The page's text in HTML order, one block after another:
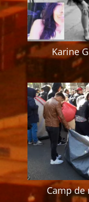
Karine
Camp de